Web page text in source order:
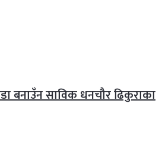
बनाउँन साविक धनचौर ढिकुराका